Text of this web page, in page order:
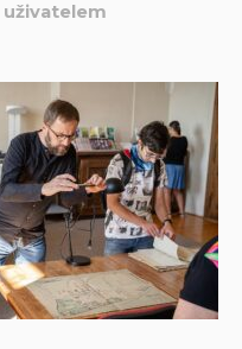
uživatelem